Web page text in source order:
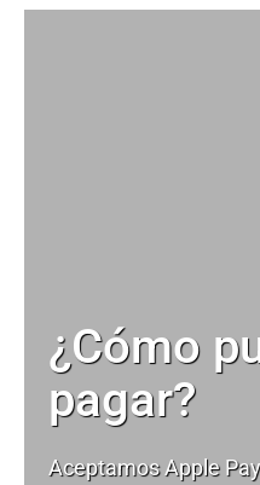
¿Cómo
pagar?
Aceptamos Apple